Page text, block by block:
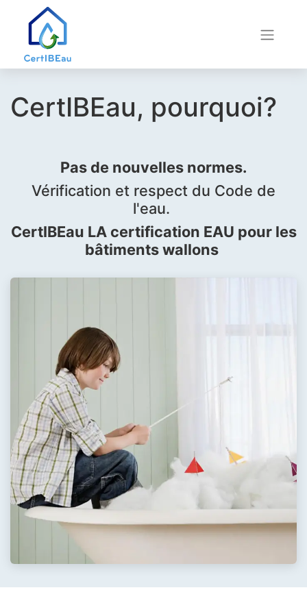
CertIBEau, pourquoi?
Pas de nouvelles normes.
Vérification et respect du Code de
l'eau.
CertIBEau LA certification EAU pour les
bâtiments wallons